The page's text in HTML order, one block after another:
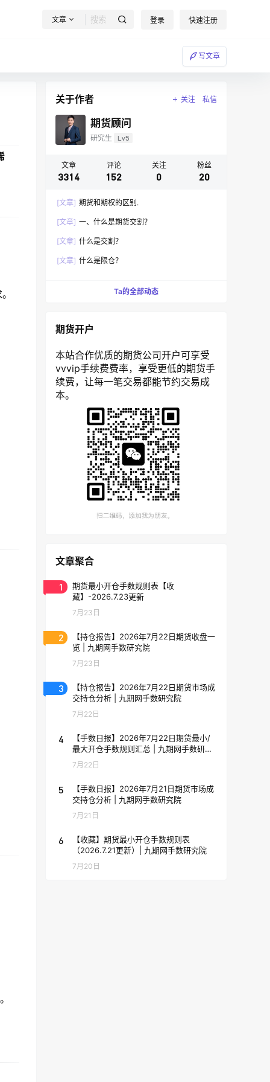
文章 登录 快速注册
写文章
关于作者 关注 私信
期货顾问
研究生 Lv5
文章
3314
评论
152
关注
0
粉丝
20
[文章] 期货和期权的区别.
[文章] 一、什么是期货交割？
[文章] 什么是交割？
[文章] 什么是限仓？
Ta的全部动态
期货开户
本站合作优质的期货公司开户可享受
vvvip手续费费率，享受更低的期货手
续费，让每一笔交易都能节约交易成
本。
文章聚合
1
期货最小开仓手数规则表【收
藏】-2026.7.23更新
7月23日
2
【持仓报告】2026年7月22日期货收盘一
览 | 九期网手数研究院
7月23日
3
【持仓报告】2026年7月22日期货市场成
交持仓分析 | 九期网手数研究院
7月22日
4
【手数日报】2026年7月22日期货最小/
最大开仓手数规则汇总 | 九期网手数研究
院
7月22日
5
【手数日报】2026年7月21日期货市场成
交持仓分析 | 九期网手数研究院
7月21日
6
【收藏】期货最小开仓手数规则表
（2026.7.21更新）| 九期网手数研究院
7月20日